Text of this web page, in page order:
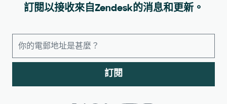
訂閱以接收來自Zendesk的消息和更新。
訂閱